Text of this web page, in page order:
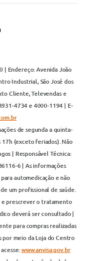
| Endereço: Avenida João
Industrial, São José dos
Cliente, Televendas e
4734 e 4000-1194 | E-
de segunda a quinta-
17h (exceto feriados). Não
| Responsável Técnica:
6 | As informações
automedicação e não
um profissional de saúde.
e prescrever o tratamento
deverá ser consultado |
para compras realizadas
por meio da Loja do Centro
www.anvisa.gov.br